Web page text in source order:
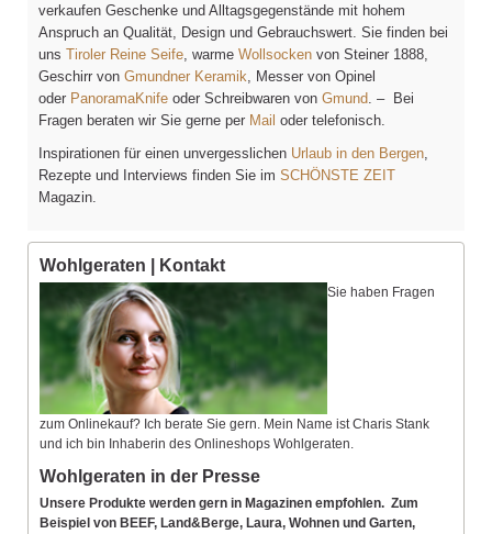
verkaufen Geschenke und Alltagsgegenstände mit hohem
Anspruch an Qualität, Design und Gebrauchswert. Sie finden bei
uns Tiroler Reine Seife , warme Wollsocken von Steiner 1888,
Geschirr von Gmundner Keramik , Messer von Opinel
oder PanoramaKnife oder Schreibwaren von Gmund . – Bei
Fragen beraten wir Sie gerne per Mail oder telefonisch.
Inspirationen für einen unvergesslichen Urlaub in den Bergen
Rezepte und Interviews finden Sie im SCHÖNSTE ZEIT
Magazin.
Wohlgeraten | Kontakt
Sie haben Fragen
zum Onlinekauf? Ich berate Sie gern. Mein Name ist Charis Stank
und ich bin Inhaberin des Onlineshops Wohlgeraten.
Wohlgeraten in der Presse
Unsere Produkte werden gern in Magazinen empfohlen. Zum
Beispiel von BEEF, Land&Berge, Laura, Wohnen und Garten,